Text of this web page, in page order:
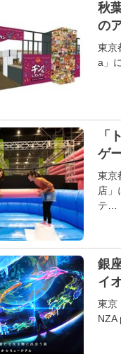
秋
の
東京
a」
「
ゲ
東京
店」
テ…
銀
イ
東京
NZA